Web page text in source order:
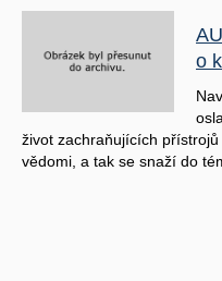
o
život zachraňujících
vědomi, a tak se snaží do